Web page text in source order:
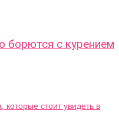
борются с курением